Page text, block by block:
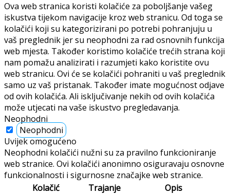
Ova web stranica koristi kolačiće za poboljšanje vašeg
iskustva tijekom navigacije kroz web stranicu. Od toga se
kolačići koji su kategorizirani po potrebi pohranjuju u
vaš preglednik jer su neophodni za rad osnovnih funkcija
web mjesta. Također koristimo kolačiće trećih strana koji
nam pomažu analizirati i razumjeti kako koristite ovu
web stranicu. Ovi će se kolačići pohraniti u vaš preglednik
samo uz vaš pristanak. Također imate mogućnost odjave
od ovih kolačića. Ali isključivanje nekih od ovih kolačića
može utjecati na vaše iskustvo pregledavanja.
Neophodni
Neophodni
Uvijek omogućeno
Neophodni kolačići nužni su za pravilno funkcioniranje
web stranice. Ovi kolačići anonimno osiguravaju osnovne
funkcionalnosti i sigurnosne značajke web stranice.
Kolačić
Trajanje Opis